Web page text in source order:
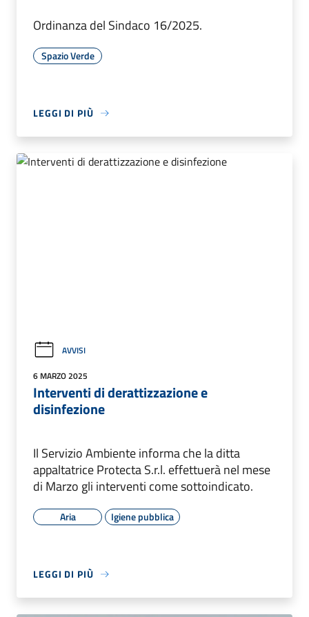
Ordinanza del Sindaco 16/2025.
Spazio Verde
LEGGI DI PIÙ
AVVISI
6 MARZO 2025
Interventi di derattizzazione e
disinfezione
Il Servizio Ambiente informa che la ditta
appaltatrice Protecta S.r.l. effettuerà nel mese
di Marzo gli interventi come sottoindicato.
Aria Igiene pubblica
LEGGI DI PIÙ